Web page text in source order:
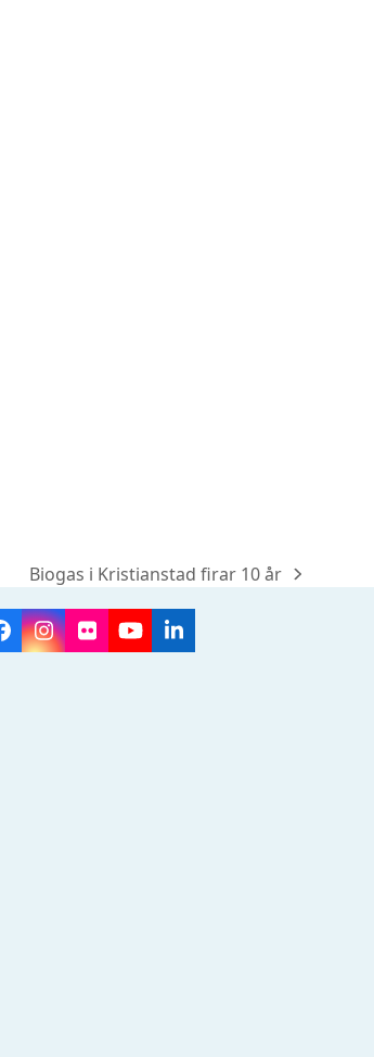
next
post:
Biogas i Kristianstad firar 10 år
Facebook
Instagram
FlickrYouTubeLinkedIn